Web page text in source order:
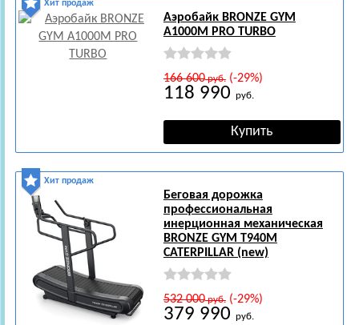
Хит продаж
Аэробайк BRONZE GYM
A1000M PRO TURBO
166 600руб.(-29%)
118 990 руб.
Хит продаж
Беговая дорожка
профессиональная
инерционная механическая
BRONZE GYM T940M
CATERPILLAR (new)
532 000руб.(-29%)
379 990 руб.